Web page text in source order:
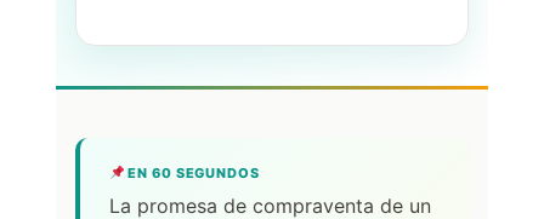
EN 60 SEGUNDOS
La promesa de compraventa de un